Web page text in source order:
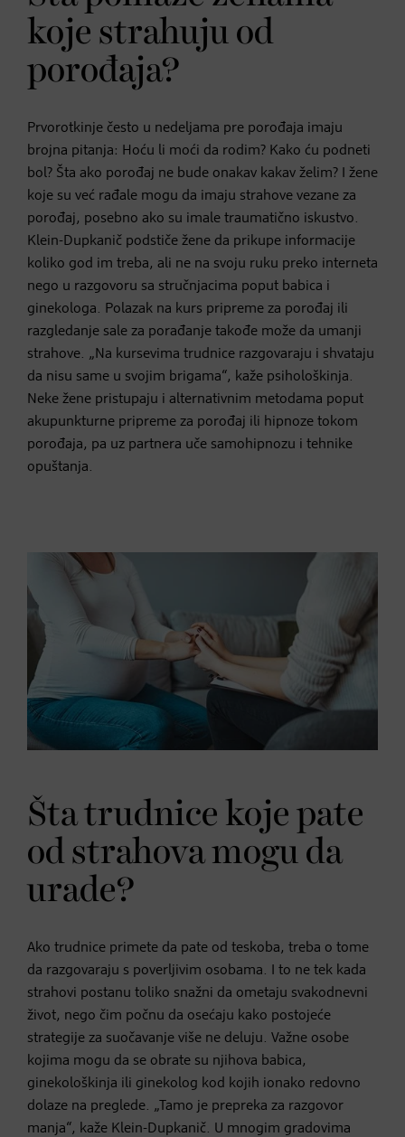
koje strahuju od
porođaja?
Prvorotkinje često u nedeljama pre porođaja imaju
brojna pitanja: Hoću li moći da rodim? Kako ću podneti
bol? Šta ako porođaj ne bude onakav kakav želim? I žene
koje su već rađale mogu da imaju strahove vezane za
porođaj, posebno ako su imale traumatično iskustvo.
Klein-Dupkanič podstiče žene da prikupe informacije
koliko god im treba, ali ne na svoju ruku preko interneta
nego u razgovoru sa stručnjacima poput babica i
ginekologa. Polazak na kurs pripreme za porođaj ili
razgledanje sale za porađanje takođe može da umanji
strahove. „Na kursevima trudnice razgovaraju i shvataju
da nisu same u svojim brigama“, kaže psihološkinja.
Neke žene pristupaju i alternativnim metodama poput
akupunkturne pripreme za porođaj ili hipnoze tokom
porođaja, pa uz partnera uče samohipnozu i tehnike
opuštanja.
Šta trudnice koje pate
od strahova mogu da
urade?
Ako trudnice primete da pate od teskoba, treba o tome
da razgovaraju s poverljivim osobama. I to ne tek kada
strahovi postanu toliko snažni da ometaju svakodnevni
život, nego čim počnu da osećaju kako postojeće
strategije za suočavanje više ne deluju. Važne osobe
kojima mogu da se obrate su njihova babica,
ginekološkinja ili ginekolog kod kojih ionako redovno
dolaze na preglede. „Tamo je prepreka za razgovor
manja“, kaže Klein-Dupkanič. U mnogim gradovima